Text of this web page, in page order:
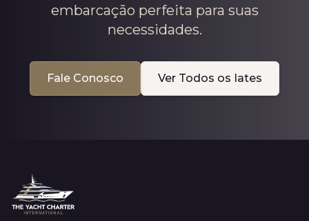
embarcação perfeita para suas
necessidades.
Fale Conosco Ver Todos os Iates